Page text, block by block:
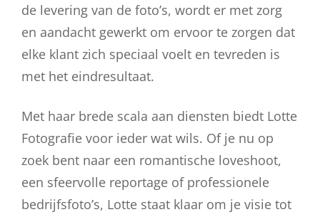
de levering van de foto’s, wordt er met zorg
en aandacht gewerkt om ervoor te zorgen dat
elke klant zich speciaal voelt en tevreden is
met het eindresultaat.
Met haar brede scala aan diensten biedt Lotte
Fotografie voor ieder wat wils. Of je nu op
zoek bent naar een romantische loveshoot,
een sfeervolle reportage of professionele
bedrijfsfoto’s, Lotte staat klaar om je visie tot